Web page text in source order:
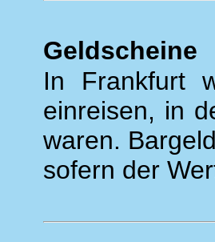
Geldscheine
In Frankfurt
einreisen, in
waren.
sofern der